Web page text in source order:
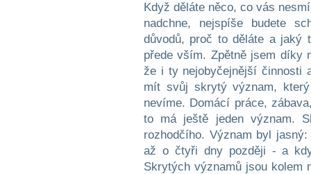
Když děláte něco, co vás
nadchne, nejspíše budete
důvodů, proč to děláte a jaký
přede vším. Zpětně jsem
že i ty nejobyčejnější činnosti
mít svůj skrytý význam,
nevíme. Domácí práce,
to má ještě jeden význam.
rozhodčího. Význam byl
až o čtyři dny později - a
Skrytých významů jsou kolem